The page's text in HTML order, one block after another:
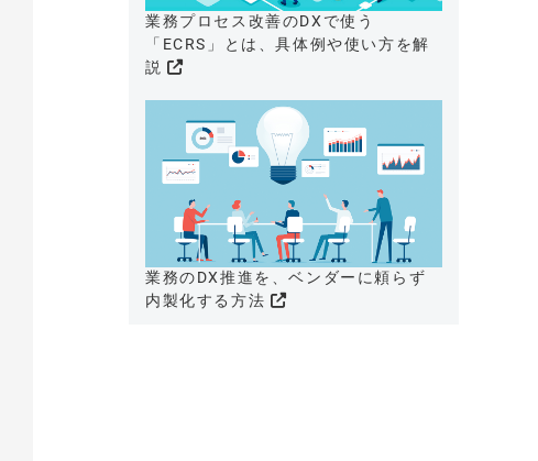
業務プロセス改善のDXで使う
「ECRS」とは、具体例や使い方を解
説
業務のDX推進を、ベンダーに頼らず
内製化する方法